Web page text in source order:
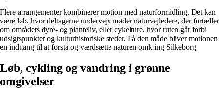
Flere arrangementer kombinerer motion med naturformidling. Det kan
være løb, hvor deltagerne undervejs møder naturvejledere, der fortæller
om områdets dyre- og planteliv, eller cykelture, hvor ruten går forbi
udsigtspunkter og kulturhistoriske steder. På den måde bliver motionen
en indgang til at forstå og værdsætte naturen omkring Silkeborg.
Løb, cykling og vandring i grønne
omgivelser